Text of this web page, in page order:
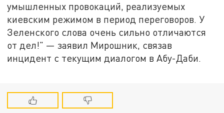
умышленных провокаций, реализуемых
киевским режимом в период переговоров. У
Зеленского слова очень сильно отличаются
от дел!" — заявил Мирошник, связав
инцидент с текущим диалогом в Абу-Даби.